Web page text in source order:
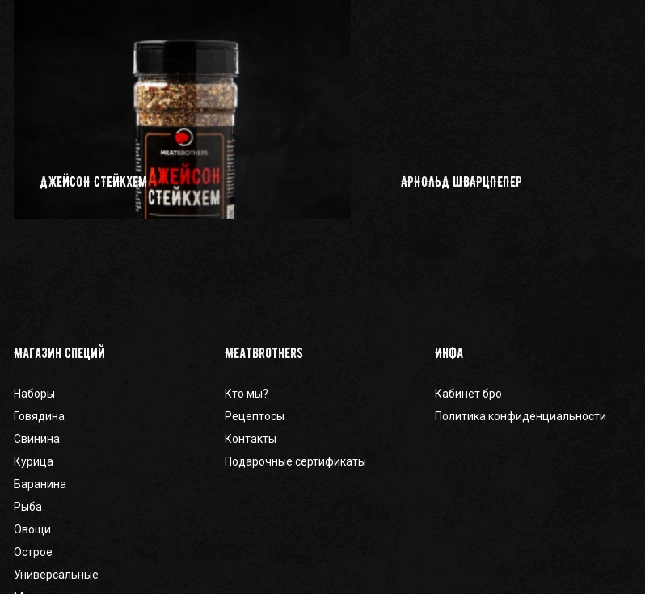
ДЖЕЙСОН СТЕЙКХЕМ АРНОЛЬД ШВАРЦПЕПЕР
Магазин специй
Наборы
Говядина
Свинина
Курица
Баранина
Рыба
Овощи
Острое
Универсальные
Meatbrothers
Кто мы?
Рецептосы
Контакты
Подарочные сертификаты
Инфа
Кабинет бро
Политика конфиденциальности